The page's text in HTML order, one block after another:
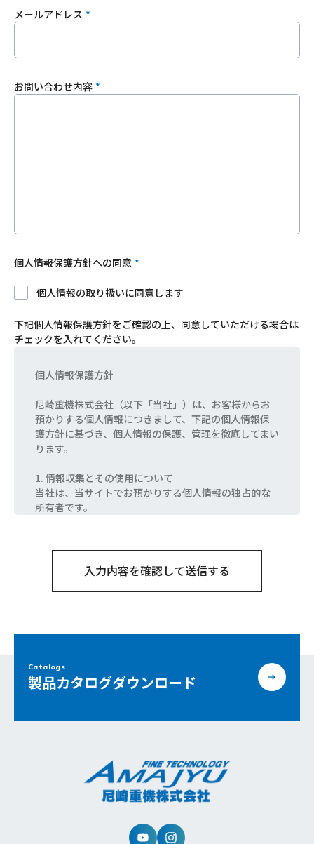
メールアドレス
お問い合わせ内容
個人情報保護方針への同意
個人情報の取り扱いに同意します
下記個人情報保護方針をご確認の上、同意していただける場合は
チェックを入れてください。
個人情報保護方針
尼崎重機株式会社（以下「当社」）は、お客様からお
預かりする個人情報につきまして、下記の個人情報保
護方針に基づき、個人情報の保護、管理を徹底してまい
ります。
1. 情報収集とその使用について
当社は、当サイトでお預かりする個人情報の独占的な
所有者です。
有したり、また貸したりはしません。
当社は、当サイト上で利用者からの個人情報をお預か
り致します。
また、当社は個人情報をお預かりする場合において
2. お問い合わせフォーム
当社は、「お問い合わせフォーム」で、当サイト利用
ご利用者からのメッセージ全てに目を通し、できるだ
け迅速にご回答を差し上げるようにしております。
これらの情報は、利用者へのご質問・お問い合わせに
直接お答えする為にのみ使用されます。
Catalogs
製品カタログダウンロード